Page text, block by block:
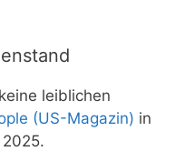
leiblichen
(US-Magazin) in